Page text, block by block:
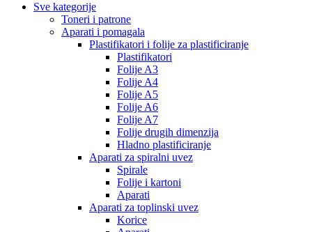
Sve kategorije
Toneri i patrone
Aparati i pomagala
Plastifikatori i folije za plastificiranje
Plastifikatori
Folije A3
Folije A4
Folije A5
Folije A6
Folije A7
Folije drugih dimenzija
Hladno plastificiranje
Aparati za spiralni uvez
Spirale
Folije i kartoni
Aparati
Aparati za toplinski uvez
Korice